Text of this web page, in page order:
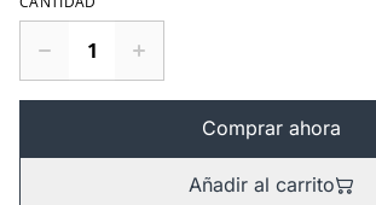
Comprar ahora
Añadir al carrito